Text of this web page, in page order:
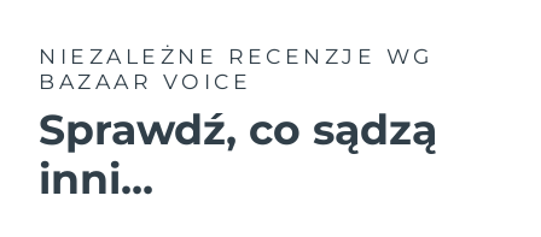
NIEZALEŻNE RECENZJE
WG
BAZAAR VOICE
Sprawdź, co sądzą
inni...